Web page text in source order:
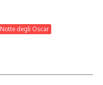
Notte degli Oscar